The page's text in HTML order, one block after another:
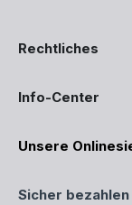
Rechtliches
Info-Center
Unsere
Sicher bezahlen